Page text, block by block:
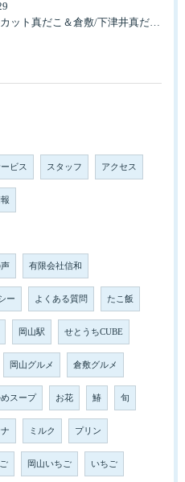
倉敷/下津井カット真だこ＆倉敷/下津井真だこ唐揚げ・セット人気です。
ビス スタッフ アクセス
有限会社信和
ー よくある質問 たこ飯
岡山駅 せとうちCUBE
岡山グルメ 倉敷グルメ
スープ お花 鰆 旬
ミルク プリン
岡山いちご いちご